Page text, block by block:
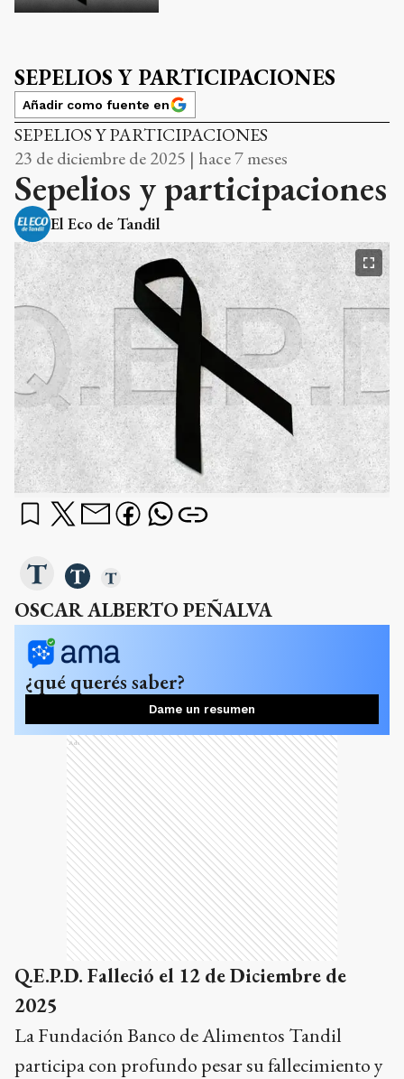
SEPELIOS Y PARTICIPACIONES
Añadir como fuente en
SEPELIOS Y PARTICIPACIONES
23 de diciembre de 2025 | hace 7 meses
Sepelios y participaciones
El Eco de Tandil
OSCAR ALBERTO PEÑALVA
¿qué querés saber?
Dame un resumen
Ads
Q.E.P.D. Falleció el 12 de Diciembre de
2025
La Fundación Banco de Alimentos Tandil
participa con profundo pesar su fallecimiento y